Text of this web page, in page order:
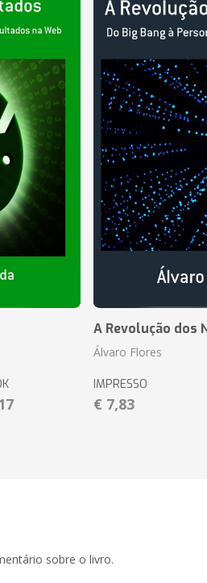
A Revolução dos
Álvaro Flores
IMPRESSO
€ 7,83
sobre o livro.